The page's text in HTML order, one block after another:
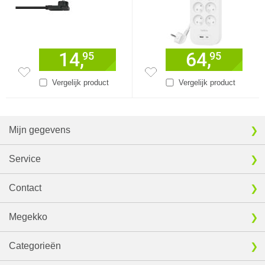
Vergelijk product
14,95
Vergelijk product
64,95
Mijn gegevens
Service
Contact
Megekko
Categorieën